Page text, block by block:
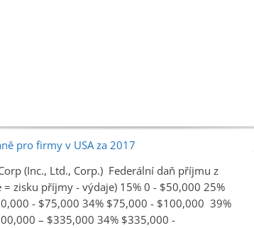
pro firmy v USA za 2017
(Inc., Ltd., Corp.) Federální daň příjmu z
= zisku příjmy - výdaje) 15% 0 - $50,000 25%
- $75,000 34% $75,000 - $100,000 39%
– $335,000 34% $335,000 -